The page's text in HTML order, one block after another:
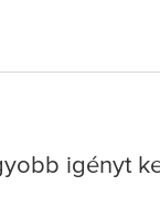
igényt